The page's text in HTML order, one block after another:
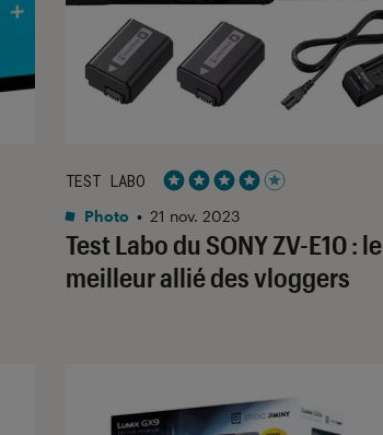
Test Labo du SONY ZV-E10 : le
meilleur allié des vloggers
TEST LABO
Noté 4 étoiles sur 5
Photo • 21 nov. 2023